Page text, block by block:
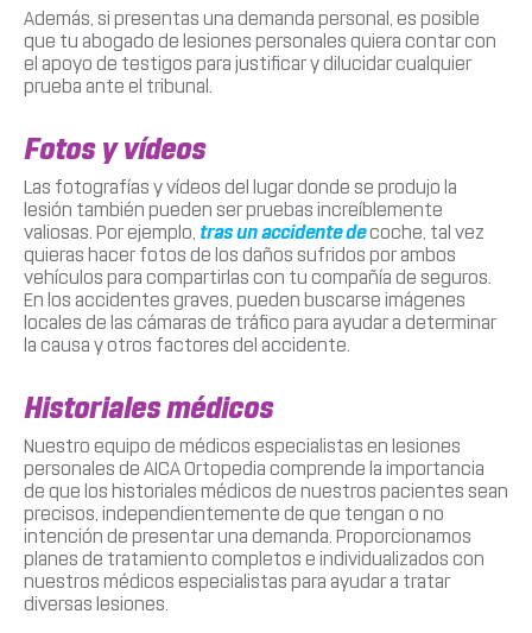
Además, si presentas una demanda personal, es posible
que tu abogado de lesiones personales quiera contar con
el apoyo de testigos para justificar y dilucidar cualquier
prueba ante el tribunal.
Fotos y vídeos
Las fotografías y vídeos del lugar donde se produjo la
lesión también pueden ser pruebas increíblemente
valiosas. Por ejemplo, tras un accidente decoche, tal vez
quieras hacer fotos de los daños sufridos por ambos
vehículos para compartirlas con tu compañía de seguros.
En los accidentes graves, pueden buscarse imágenes
locales de las cámaras de tráfico para ayudar a determinar
la causa y otros factores del accidente.
Historiales médicos
Nuestro equipo de médicos especialistas en lesiones
personales de AICA Ortopedia comprende la importancia
de que los historiales médicos de nuestros pacientes sean
precisos, independientemente de que tengan o no
intención de presentar una demanda. Proporcionamos
planes de tratamiento completos e individualizados con
nuestros médicos especialistas para ayudar a tratar
diversas lesiones.